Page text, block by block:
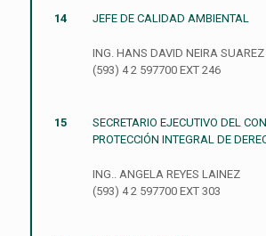
14 JEFE DE CALIDAD AMBIENTAL
ING. HANS DAVID NEIRA SUAREZ
(593) 4 2 597700 EXT 246
15
SECRETARIO EJECUTIVO DEL
PROTECCIÓN INTEGRAL DE
ING.. ANGELA REYES LAINEZ
(593) 4 2 597700 EXT 303